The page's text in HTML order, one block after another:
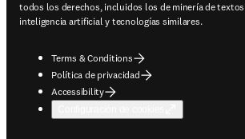
todos los derechos, incluidos los de minería de
inteligencia artificial y tecnologías similares.
Terms & Conditions
Política de privacidad
Accessibility